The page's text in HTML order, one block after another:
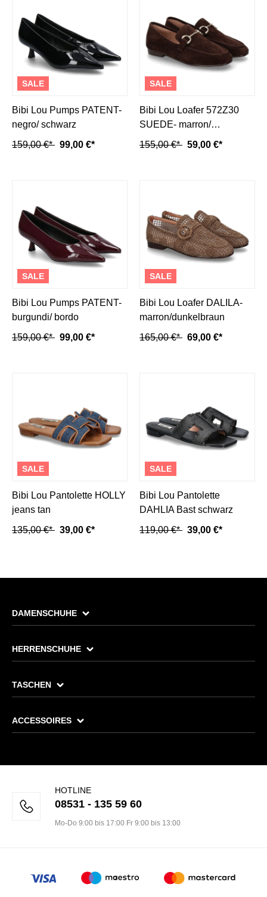
SALE
Bibi Lou Pumps PATENT-
negro/ schwarz
159,00 €* 99,00 €*
SALE
Bibi Lou Loafer 572Z30
SUEDE- marron/
dunkelbraun
155,00 €* 59,00 €*
SALE
Bibi Lou Pumps PATENT-
burgundi/ bordo
159,00 €* 99,00 €*
SALE
Bibi Lou Loafer DALILA-
marron/dunkelbraun
165,00 €* 69,00 €*
SALE
Bibi Lou Pantolette HOLLY
jeans tan
135,00 €* 39,00 €*
SALE
Bibi Lou Pantolette
DAHLIA Bast schwarz
119,00 €* 39,00 €*
DAMENSCHUHE
HERRENSCHUHE
TASCHEN
ACCESSOIRES
HOTLINE
08531 - 135 59 60
Mo-Do 9:00 bis 17:00 Fr 9:00 bis 13:00